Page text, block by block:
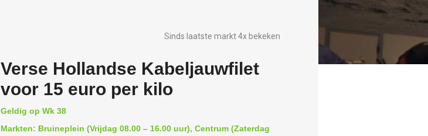
Sinds laatste markt 4x bekeken
Verse Hollandse Kabeljauwfilet
voor 15 euro per kilo
Geldig op Wk 38
Markten: Bruineplein (Vrijdag 08.00 – 16.00 uur), Centrum (Zaterdag